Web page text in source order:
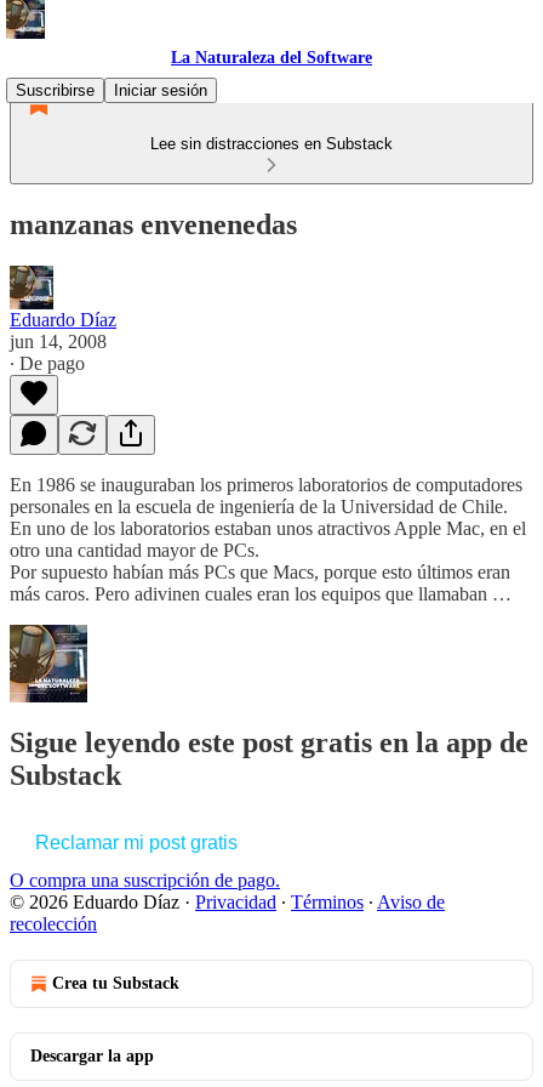
La Naturaleza del Software
Suscribirse
Iniciar sesión
Lee sin distracciones en Substack
manzanas envenenedas
Eduardo Díaz
jun 14, 2008
∙ De pago
En 1986 se inauguraban los primeros laboratorios de computadores
personales en la escuela de ingeniería de la Universidad de Chile.
En uno de los laboratorios estaban unos atractivos Apple Mac, en el
otro una cantidad mayor de PCs.
Por supuesto habían más PCs que Macs, porque esto últimos eran
más caros. Pero adivinen cuales eran los equipos que llamaban …
Sigue leyendo este post gratis en la app de
Substack
Reclamar mi post gratis
O compra una suscripción de pago.
© 2026 Eduardo Díaz · Privacidad ∙ Términos ∙ Aviso de
recolección
Crea tu Substack
Descargar la app